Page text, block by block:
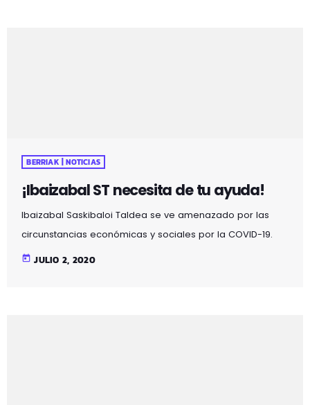
BERRIAK | NOTICIAS
¡Ibaizabal ST necesita de tu ayuda!
Ibaizabal Saskibaloi Taldea se ve amenazado por las
circunstancias económicas y sociales por la COVID-19.
"Por lo cual nos dirigimos a vosotr@s para animaros a
today JULIO 2, 2020